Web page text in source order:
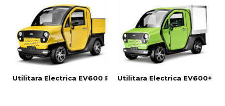
Utilitara Electrica EV600 PickUPUtilitara Electrica EV600+